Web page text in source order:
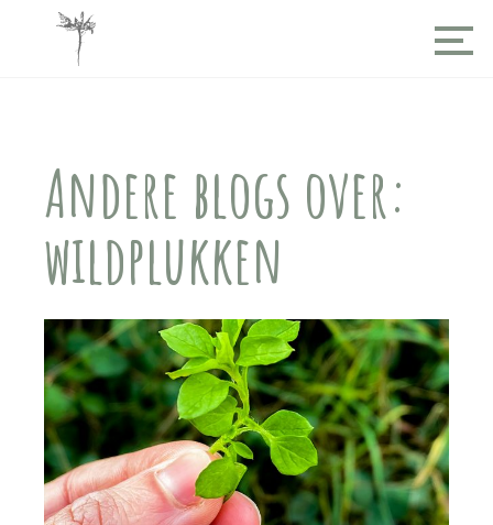
Andere blogs over:
wildplukken